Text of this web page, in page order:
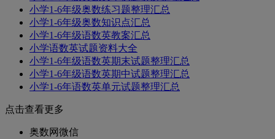
小学1-6年级奥数练习题整理汇总
小学1-6年级奥数知识点汇总
小学1-6年级语数英教案汇总
小学语数英试题资料大全
小学1-6年级语数英期末试题整理汇总
小学1-6年级语数英期中试题整理汇总
小学1-6年语数英单元试题整理汇总
点击查看更多
奥数网微信